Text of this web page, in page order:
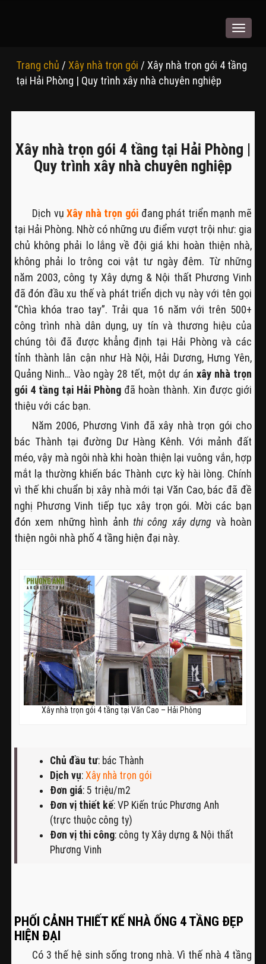
Toggle
Trang chủ / Xây nhà trọn gói / Xây nhà trọn gói 4 tầng
tại Hải Phòng | Quy trình xây nhà chuyên nghiệp
Xây nhà trọn gói 4 tầng tại Hải Phòng |
Quy trình xây nhà chuyên nghiệp
Dịch vụXây nhà trọn gói đang phát triển mạnh mẽ
tại Hải Phòng. Nhờ có những ưu điểm vượt trội như: gia
chủ không phải lo lắng về đội giá khi hoàn thiện nhà,
không phải lo trông coi vật tư ngày đêm. Từ những
năm 2003, công ty Xây dựng & Nội thất Phương Vinh
đã đón đầu xu thế và phát triển dịch vụ này với tên gọi
“Chìa khóa trao tay”. Trải qua 16 năm với trên 500+
công trình nhà dân dụng, uy tín và thương hiệu của
chúng tôi đã được khẳng định tại Hải Phòng và các
tỉnh thành lân cận như Hà Nội, Hải Dương, Hưng Yên,
Quảng Ninh… Vào ngày 28 tết, một dự án xây nhà trọn
gói 4 tầng tại Hải Phòng đã hoàn thành. Xin được giới
thiệu với các bạn.
Năm 2006, Phương Vinh đã xây nhà trọn gói cho
bác Thành tại đường Dư Hàng Kênh. Với mảnh đất
méo, vậy mà ngôi nhà khi hoàn thiện lại vuông vắn, hợp
mắt lạ thường khiến bác Thành cực kỳ hài lòng. Chính
vì thế khi chuẩn bị xây nhà mới tại Văn Cao, bác đã đề
nghị Phương Vinh tiếp tục xây trọn gói. Mời các bạn
đón xem những hình ảnh thi công xây dựng và hoàn
thiện ngôi nhà phố 4 tầng hiện đại này.
Xây nhà trọn gói 4 tầng tại Văn Cao – Hải Phòng
Chủ đầu tư: bác Thành
Dịch vụ: Xây nhà trọn gói
Đơn giá: 5 triệu/m2
Đơn vị thiết kế: VP Kiến trúc Phương Anh
(trực thuộc công ty)
Đơn vị thi công: công ty Xây dựng & Nội thất
Phương Vinh
PHỐI CẢNH THIẾT KẾ NHÀ ỐNG 4 TẦNG ĐẸP
HIỆN ĐẠI
Có 3 thế hệ sinh sống trong nhà. Vì thế nhà 4 tầng